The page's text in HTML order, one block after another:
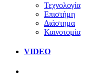
Τεχνολογία
Επιστήμη
Διάστημα
Καινοτομία
VIDEO